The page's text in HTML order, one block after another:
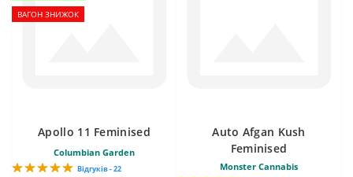
ВАГОН ЗНИЖОК
Apollo 11 Feminised
Columbian Garden
Відгуків - 22
Auto Afgan Kush
Feminised
Monster Cannabis